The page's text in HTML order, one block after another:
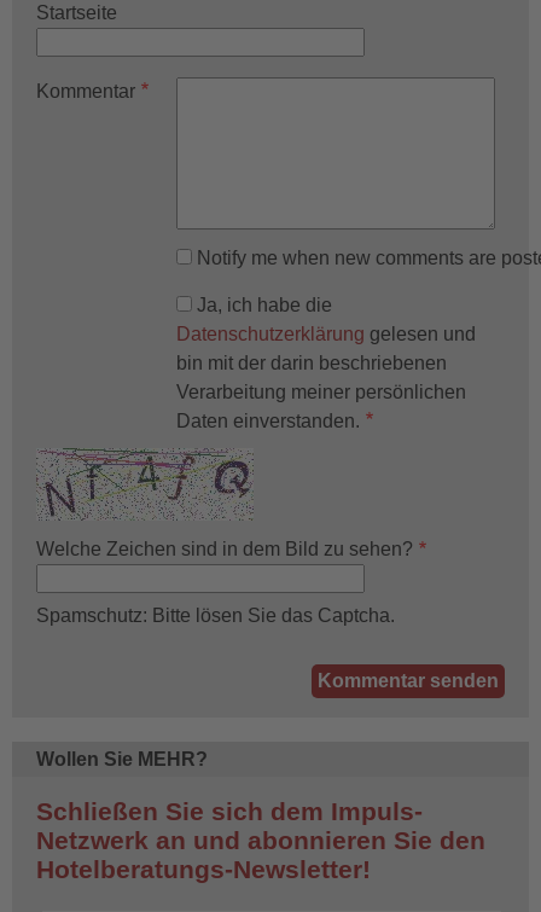
Startseite
Kommentar
Notify me when new comments are
Ja, ich habe die
Datenschutzerklärung gelesen und
bin mit der darin beschriebenen
Verarbeitung meiner persönlichen
Daten einverstanden.
Welche Zeichen sind in dem Bild zu sehen?
Spamschutz: Bitte lösen Sie das Captcha.
Wollen Sie MEHR?
Schließen Sie sich dem Impuls-
Netzwerk an und abonnieren Sie den
Hotelberatungs-Newsletter!